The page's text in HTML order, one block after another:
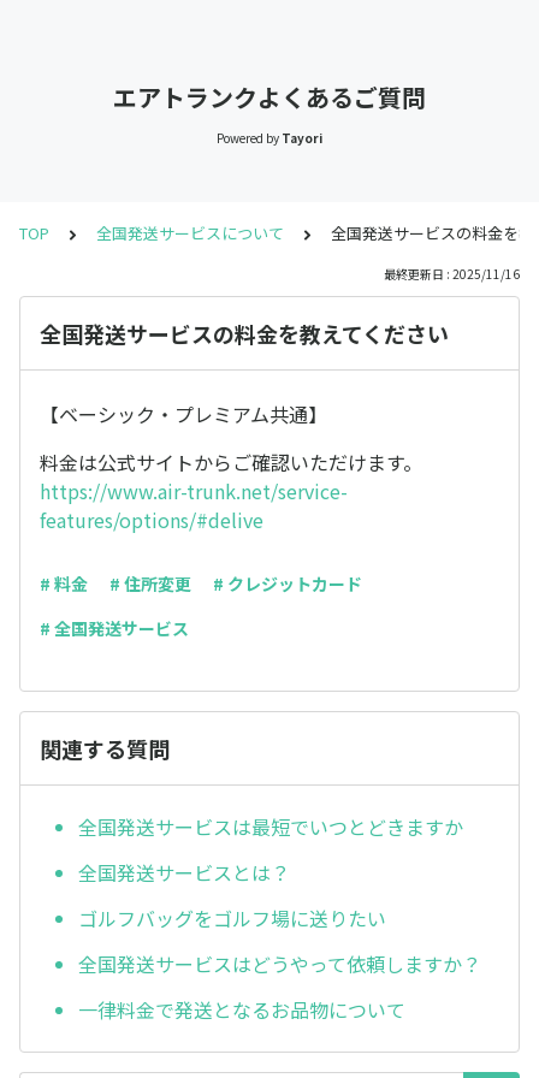
エアトランクよくあるご質問
Powered by Tayori
TOP 全国発送サービスについて 全国発送サービスの料金を
最終更新日 : 2025/11/16
全国発送サービスの料金を教えてください
【ベーシック・プレミアム共通】
料金は公式サイトからご確認いただけます。
https://www.air-trunk.net/service-
features/options/#delive
# 料金 # 住所変更
# クレジットカード
# 全国発送サービス
関連する質問
全国発送サービスは最短でいつとどきますか
全国発送サービスとは？
ゴルフバッグをゴルフ場に送りたい
全国発送サービスはどうやって依頼しますか？
一律料金で発送となるお品物について